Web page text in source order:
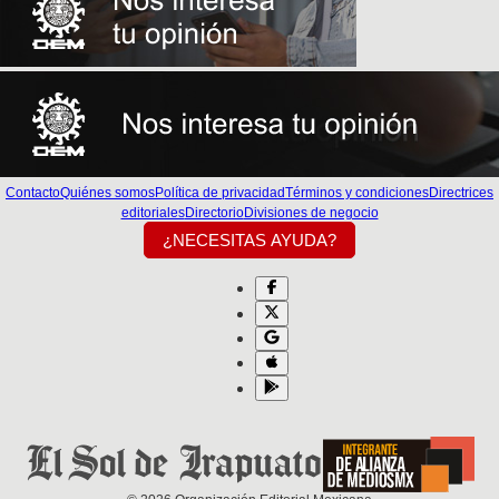
ContactoQuiénes somosPolítica de privacidadTérminos y condicionesDirectrices
editorialesDirectorioDivisiones de negocio
¿NECESITAS AYUDA?